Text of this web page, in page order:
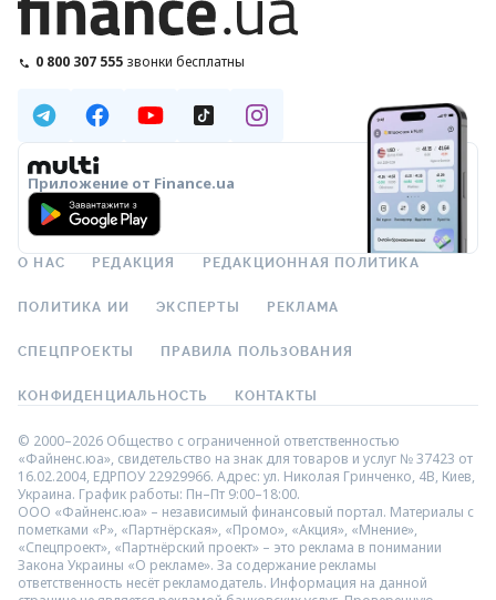
0 800 307 555 звонки бесплатны
Приложение от Finance.ua
О НАС РЕДАКЦИЯ РЕДАКЦИОННАЯ ПОЛИТИКА
ПОЛИТИКА ИИ ЭКСПЕРТЫ РЕКЛАМА
СПЕЦПРОЕКТЫ ПРАВИЛА ПОЛЬЗОВАНИЯ
КОНФИДЕНЦИАЛЬНОСТЬ КОНТАКТЫ
© 2000–2026 Общество с ограниченной ответственностью
«Файненс.юа», свидетельство на знак для товаров и услуг № 37423 от
16.02.2004, ЕДРПОУ 22929966. Адрес: ул. Николая Гринченко, 4В, Киев,
Украина. График работы: Пн–Пт 9:00–18:00.
ООО «Файненс.юа» – независимый финансовый портал. Материалы с
пометками «Р», «Партнёрская», «Промо», «Акция», «Мнение»,
«Спецпроект», «Партнёрский проект» – это реклама в понимании
Закона Украины «О рекламе». За содержание рекламы
ответственность несёт рекламодатель. Информация на данной